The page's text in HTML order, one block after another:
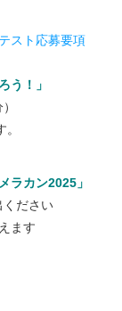
スト応募要項
う！」
ラカン2025」
ください
ます